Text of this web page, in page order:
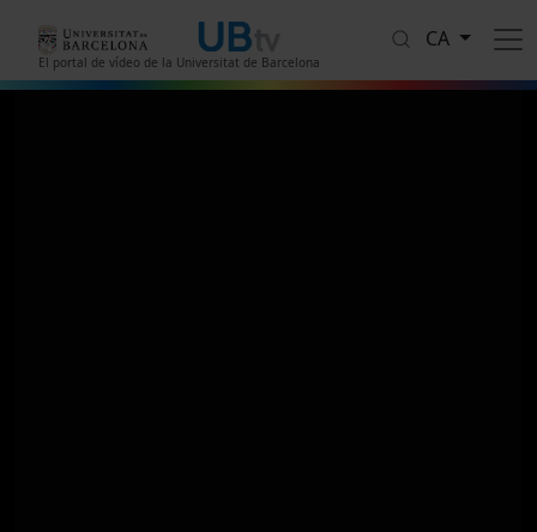
El portal de vídeo de la Universitat de Barcelona
CA